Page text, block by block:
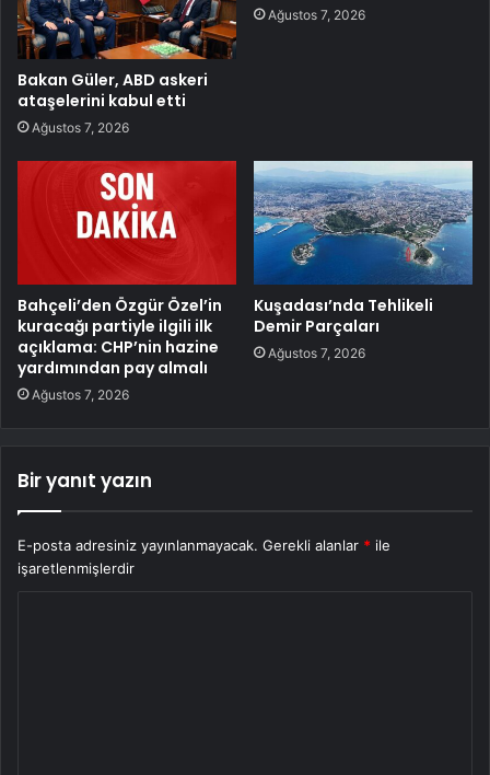
Bakan Güler, ABD askeri
ataşelerini kabul etti
Ağustos 7, 2026
Ağustos 7, 2026
Bahçeli’den Özgür Özel’in
kuracağı partiyle ilgili ilk
açıklama: CHP’nin hazine
yardımından pay almalı
Ağustos 7, 2026
Kuşadası’nda Tehlikeli
Demir Parçaları
Ağustos 7, 2026
Bir yanıt yazın
E-posta adresiniz yayınlanmayacak. Gerekli alanlar * ile
işaretlenmişlerdir